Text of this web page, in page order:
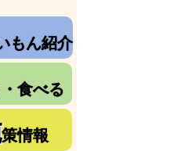
もん紹介
・食べる
策情報